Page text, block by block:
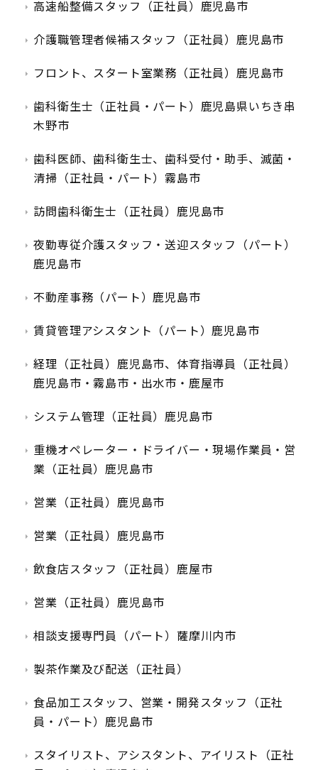
高速船整備スタッフ（正社員）鹿児島市
介護職管理者候補スタッフ（正社員）鹿児島市
フロント、スタート室業務（正社員）鹿児島市
歯科衛生士（正社員・パート）鹿児島県いちき串
木野市
歯科医師、歯科衛生士、歯科受付・助手、滅菌・
清掃（正社員・パート）霧島市
訪問歯科衛生士（正社員）鹿児島市
夜勤専従介護スタッフ・送迎スタッフ（パート）
鹿児島市
不動産事務（パート）鹿児島市
賃貸管理アシスタント（パート）鹿児島市
経理（正社員）鹿児島市、体育指導員（正社員）
鹿児島市・霧島市・出水市・鹿屋市
システム管理（正社員）鹿児島市
重機オペレーター・ドライバー・現場作業員・営
業（正社員）鹿児島市
営業（正社員）鹿児島市
営業（正社員）鹿児島市
飲食店スタッフ（正社員）鹿屋市
営業（正社員）鹿児島市
相談支援専門員（パート）薩摩川内市
製茶作業及び配送（正社員）
食品加工スタッフ、営業・開発スタッフ（正社
員・パート）鹿児島市
スタイリスト、アシスタント、アイリスト（正社